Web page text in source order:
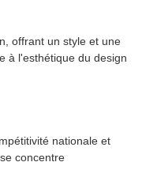
offrant un style et une
à l'esthétique du design
nationale et
concentre